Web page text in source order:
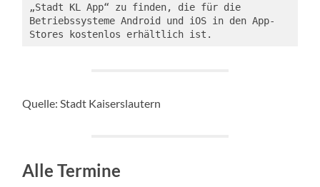
„Stadt KL App“ zu finden, die für die
Betriebssysteme Android und iOS in den App-
Stores kostenlos erhältlich ist.
Quelle: Stadt Kaiserslautern
Alle Termine